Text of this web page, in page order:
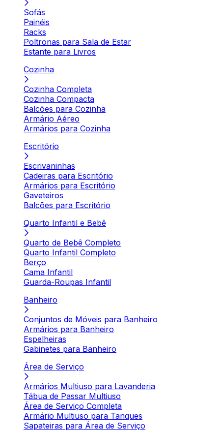
Sofás
Painéis
Racks
Poltronas para Sala de Estar
Estante para Livros
Cozinha
Cozinha Completa
Cozinha Compacta
Balcões para Cozinha
Armário Aéreo
Armários para Cozinha
Escritório
Escrivaninhas
Cadeiras para Escritório
Armários para Escritório
Gaveteiros
Balcões para Escritório
Quarto Infantil e Bebê
Quarto de Bebê Completo
Quarto Infantil Completo
Berço
Cama Infantil
Guarda-Roupas Infantil
Banheiro
Conjuntos de Móveis para Banheiro
Armários para Banheiro
Espelheiras
Gabinetes para Banheiro
Área de Serviço
Armários Multiuso para Lavanderia
Tábua de Passar Multiuso
Área de Serviço Completa
Armário Multiuso para Tanques
Sapateiras para Área de Serviço